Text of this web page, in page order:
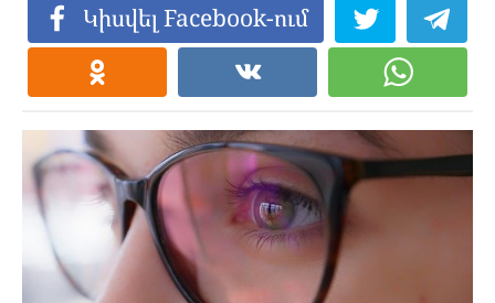
Կիսվել Facebook-ում